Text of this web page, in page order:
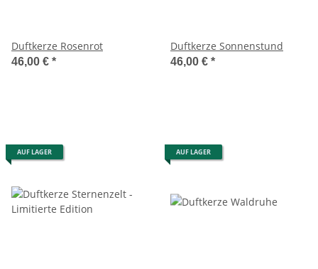
Duftkerze Rosenrot
46,00 € *
Duftkerze Sonnenstund
46,00 € *
AUF LAGER AUF LAGER